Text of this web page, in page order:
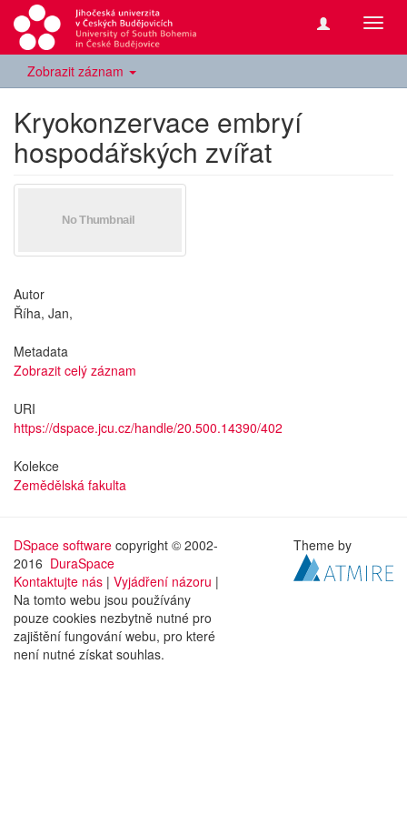
Zobrazit záznam
Kryokonzervace embryí
hospodářských zvířat
Autor
Říha, Jan,
Metadata
Zobrazit celý záznam
URI
https://dspace.jcu.cz/handle/20.500.14390/402
Kolekce
Zemědělská fakulta
DSpace software copyright © 2002-
2016 DuraSpace
Kontaktujte nás | Vyjádření názoru |
Na tomto webu jsou používány
pouze cookies nezbytně nutné pro
zajištění fungování webu, pro které
není nutné získat souhlas.
Theme by